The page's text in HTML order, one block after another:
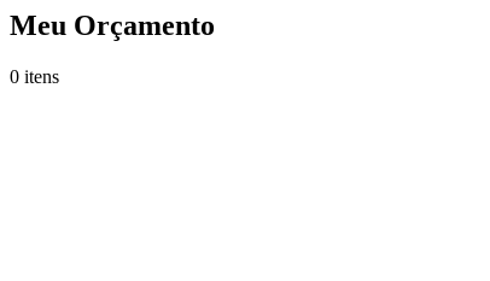
Meu Orçamento
0 itens